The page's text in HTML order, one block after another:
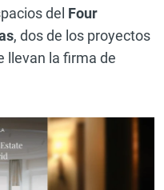
del Four
, dos de los proyectos
llevan la firma de